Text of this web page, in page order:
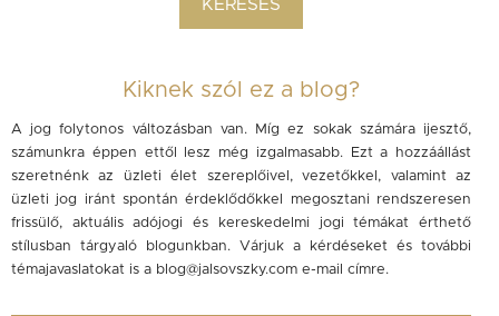
Kiknek szól ez a blog?
A jog folytonos változásban van. Míg ez sokak számára ijesztő,
számunkra éppen ettől lesz még izgalmasabb. Ezt a hozzáállást
szeretnénk az üzleti élet szereplőivel, vezetőkkel, valamint az
üzleti jog iránt spontán érdeklődőkkel megosztani rendszeresen
frissülő, aktuális adójogi és kereskedelmi jogi témákat érthető
stílusban tárgyaló blogunkban. Várjuk a kérdéseket és további
témajavaslatokat is a blog@jalsovszky.com e-mail címre.